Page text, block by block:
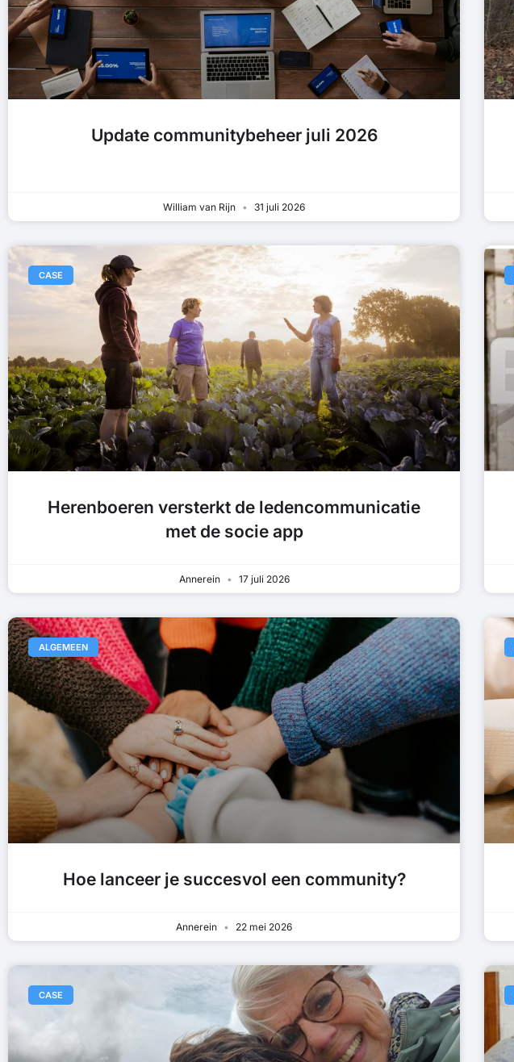
Update communitybeheer juli 2026
William van Rijn 31 juli 2026
CASE
Herenboeren versterkt de ledencommunicatie
met de socie app
Annerein 17 juli 2026
ALGEMEEN
Hoe lanceer je succesvol een community?
Annerein 22 mei 2026
CASE